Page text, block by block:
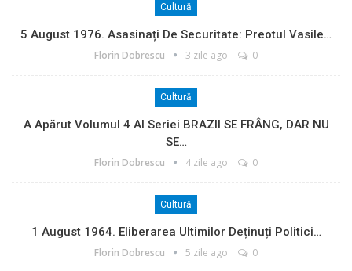
Cultură
5 August 1976. Asasinați De Securitate: Preotul Vasile…
Florin Dobrescu 3 zile ago 0
Cultură
A Apărut Volumul 4 Al Seriei BRAZII SE FRÂNG, DAR NU
SE…
Florin Dobrescu 4 zile ago 0
Cultură
1 August 1964. Eliberarea Ultimilor Deținuți Politici…
Florin Dobrescu 5 zile ago 0